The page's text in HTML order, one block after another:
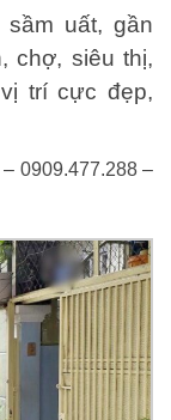
uất, gần
chợ, siêu thị,
trí cực đẹp,
0909.477.288 –